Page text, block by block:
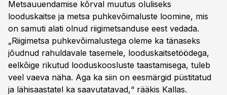
Metsauuendamise kõrval muutus oluliseks
looduskaitse ja metsa puhkevõimaluste loomine, mis
on samuti alati olnud riigimetsanduse eest vedada.
„Riigimetsa puhkevõimalustega oleme ka tänaseks
jõudnud rahuldavale tasemele, looduskaitsetöödega,
eelkõige rikutud looduskoosluste taastamisega, tuleb
veel vaeva näha. Aga ka siin on eesmärgid püstitatud
ja lähisaastatel ka saavutatavad,“ rääkis Kallas.